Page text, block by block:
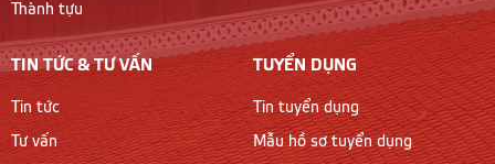
Thành tựu
TIN TỨC & TƯ VẤN
Tin tức
Tư vấn
TUYỂN DỤNG
Tin tuyển dụng
Mẫu hồ sơ tuyển dụng